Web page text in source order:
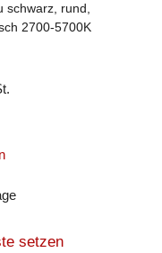
schwarz, rund,
2700-5700K
setzen